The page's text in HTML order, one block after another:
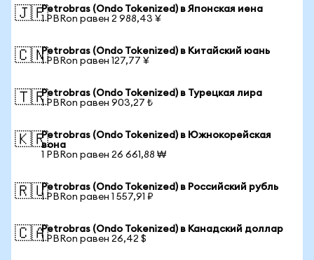
🇯🇵Petrobras (Ondo Tokenized) в Японская иена
1 PBRon равен 2 988,43 ¥
🇨🇳Petrobras (Ondo Tokenized) в Китайский юань
1 PBRon равен 127,77 ¥
🇹🇷Petrobras (Ondo Tokenized) в Турецкая лира
1 PBRon равен 903,27 ₺
🇰🇷Petrobras (Ondo Tokenized) в Южнокорейская
вона
1 PBRon равен 26 661,88 ₩
🇷🇺Petrobras (Ondo Tokenized) в Российский рубль
1 PBRon равен 1 557,91 ₽
🇨🇦Petrobras (Ondo Tokenized) в Канадский доллар
1 PBRon равен 26,42 $